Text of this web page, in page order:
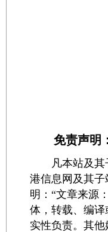
免责声明：
凡本站及其子
港信息网及其
明：“文章来源
体，转载、编
实性负责。其